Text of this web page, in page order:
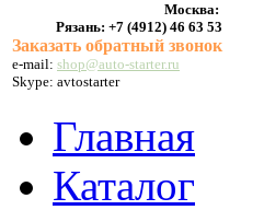
Москва:
Рязань: +7 (4912) 46 63 53
Заказать обратный звонок
e-mail: shop@auto-starter.ru
Skype: avtostarter
Главная
Каталог